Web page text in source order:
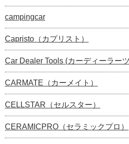
campingcar
Capristo（カプリスト）
Car Dealer Tools (カーディーラー
CARMATE（カーメイト）
CELLSTAR（セルスター）
CERAMICPRO（セラミックプロ）